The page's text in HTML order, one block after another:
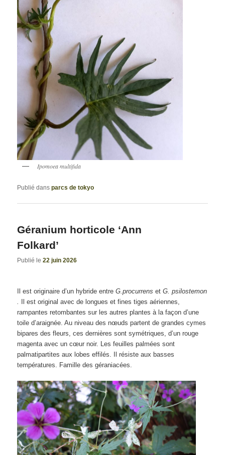
Ipomoea multifida
Publié dans parcs de tokyo
Géranium horticole ‘Ann
Folkard’
Publié le22 juin 2026
Il est originaire d’un hybride entre G.procurrensetG. psilostemon
.
Il est original avec de longues et fines tiges aériennes,
rampantes retombantes sur les autres plantes à la façon d’une
toile d’araignée. Au niveau des nœuds partent de grandes cymes
bipares des fleurs, ces dernières sont symétriques, d’un rouge
magenta avec un cœur noir. Les feuilles palmées sont
palmatipartites aux lobes effilés. Il résiste aux basses
températures. Famille des géraniacées.